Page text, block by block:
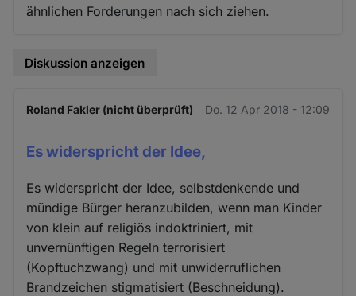
ähnlichen Forderungen nach sich ziehen.
Diskussion anzeigen
Roland Fakler (nicht überprüft) Do. 12 Apr 2018 - 12:09
Es widerspricht der Idee,
Es widerspricht der Idee, selbstdenkende und
mündige Bürger heranzubilden, wenn man Kinder
von klein auf religiös indoktriniert, mit
unvernünftigen Regeln terrorisiert
(Kopftuchzwang) und mit unwiderruflichen
Brandzeichen stigmatisiert (Beschneidung).